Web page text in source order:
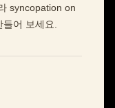
syncopation on
어 보세요.